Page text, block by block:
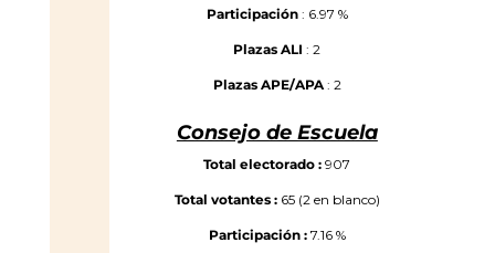
Participación: 6.97 %
Plazas ALI : 2
Plazas APE/APA: 2
Consejo de Escuela
Total electorado : 907
Total votantes :65 (2 en blanco)
Participación :7.16 %